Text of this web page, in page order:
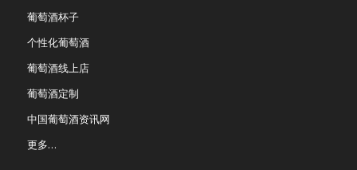
葡萄酒杯子
个性化葡萄酒
葡萄酒线上店
葡萄酒定制
中国葡萄酒资讯网
更多…